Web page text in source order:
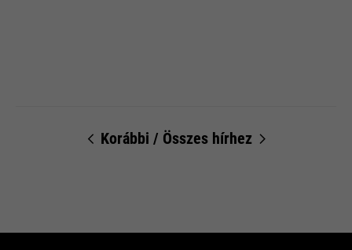
Korábbi / Összes hírhez